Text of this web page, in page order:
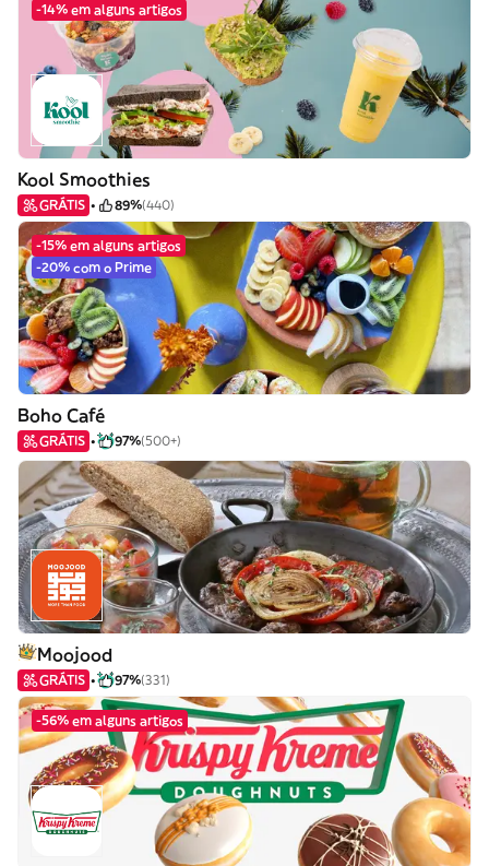
-14% em alguns artigos
Kool Smoothies
GRÁTIS 89%(440)
-15% em alguns artigos
-20% com o Prime
Boho Café
GRÁTIS 97%(500+)
Moojood
GRÁTIS 97%(331)
-56% em alguns artigos